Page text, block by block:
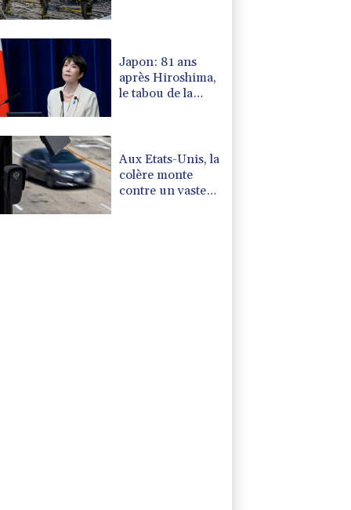
Japon: 81 ans
après Hiroshima,
le tabou de la
Aux Etats-Unis, la
colère monte
contre un vaste